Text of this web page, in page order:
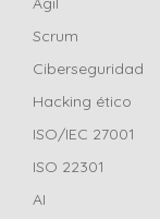
Scrum
Ciberseguridad
Hacking ético
ISO/IEC 27001
ISO 22301
AI